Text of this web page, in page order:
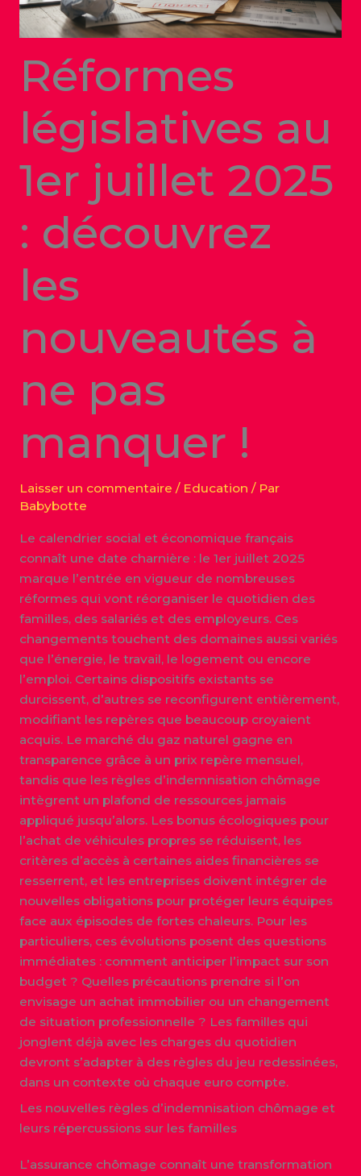
Réformes
législatives au
1er juillet 2025
: découvrez
les
nouveautés à
ne pas
manquer !
Laisser un commentaire / Education / Par
Babybotte
Le calendrier social et économique français
connaît une date charnière : le 1er juillet 2025
marque l’entrée en vigueur de nombreuses
réformes qui vont réorganiser le quotidien des
familles, des salariés et des employeurs. Ces
changements touchent des domaines aussi variés
que l’énergie, le travail, le logement ou encore
l’emploi. Certains dispositifs existants se
durcissent, d’autres se reconfigurent entièrement,
modifiant les repères que beaucoup croyaient
acquis. Le marché du gaz naturel gagne en
transparence grâce à un prix repère mensuel,
tandis que les règles d’indemnisation chômage
intègrent un plafond de ressources jamais
appliqué jusqu’alors. Les bonus écologiques pour
l’achat de véhicules propres se réduisent, les
critères d’accès à certaines aides financières se
resserrent, et les entreprises doivent intégrer de
nouvelles obligations pour protéger leurs équipes
face aux épisodes de fortes chaleurs. Pour les
particuliers, ces évolutions posent des questions
immédiates : comment anticiper l’impact sur son
budget ? Quelles précautions prendre si l’on
envisage un achat immobilier ou un changement
de situation professionnelle ? Les familles qui
jonglent déjà avec les charges du quotidien
devront s’adapter à des règles du jeu redessinées,
dans un contexte où chaque euro compte.
Les nouvelles règles d’indemnisation chômage et
leurs répercussions sur les familles
L’assurance chômage connaît une transformation